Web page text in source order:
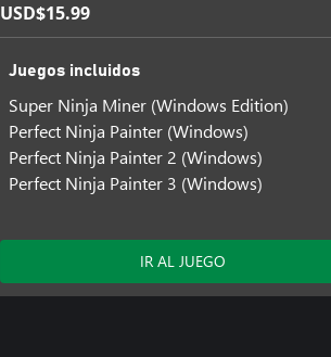
USD$15.99
Juegos incluidos
Super Ninja Miner (Windows Edition)
Perfect Ninja Painter (Windows)
Perfect Ninja Painter 2 (Windows)
Perfect Ninja Painter 3 (Windows)
IR AL JUEGO